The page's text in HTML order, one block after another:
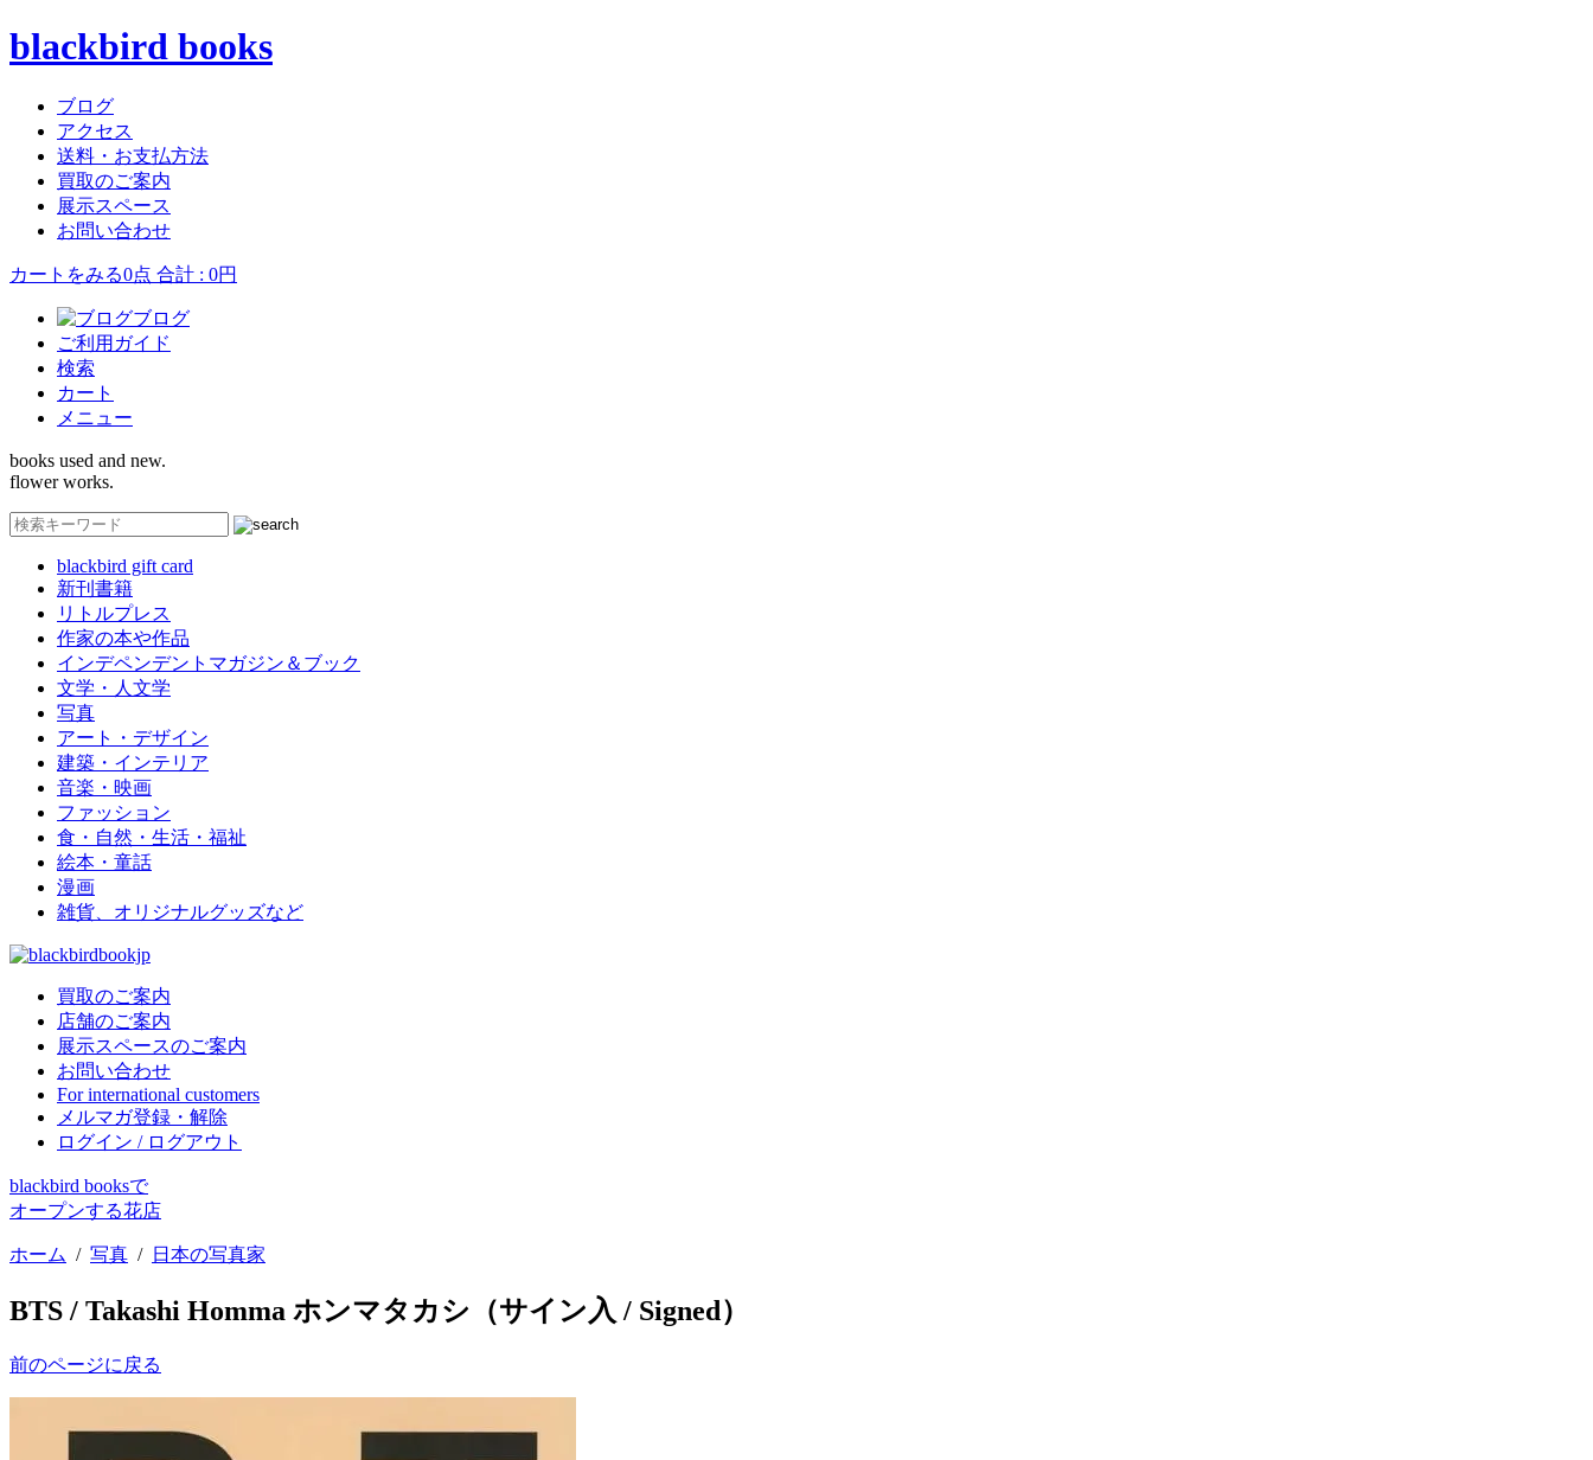
blackbird books
ブログ
アクセス
送料・お支払方法
買取のご案内
展示スペース
お問い合わせ
カートをみる0点 合計 : 0円
ブログ
ご利用ガイド
検索
カート
メニュー
books used and new.
flower works.
blackbird gift card
新刊書籍
リトルプレス
作家の本や作品
インデペンデントマガジン＆ブック
文学・人文学
写真
アート・デザイン
建築・インテリア
音楽・映画
ファッション
食・自然・生活・福祉
絵本・童話
漫画
雑貨、オリジナルグッズなど
買取のご案内
店舗のご案内
展示スペースのご案内
お問い合わせ
For international customers
メルマガ登録・解除
ログイン / ログアウト
blackbird booksで
オープンする花店
ホーム / 写真 / 日本の写真家
BTS / Takashi Homma ホンマタカシ（サイン入 / Signed）
前のページに戻る